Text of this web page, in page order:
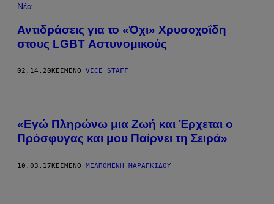
Νέα
Αντιδράσεις για το «Όχι» Χρυσοχοΐδη
στους LGBT Αστυνομικούς
02.14.20 ΚΕΊΜΕΝΟ VICE STAFF
«Εγώ Πληρώνω μια Ζωή και Έρχεται ο
Πρόσφυγας και μου Παίρνει τη Σειρά»
10.03.17ΚΕΊΜΕΝΟ ΜΕΛΠΟΜΈΝΗ ΜΑΡΑΓΚΊΔΟΥ